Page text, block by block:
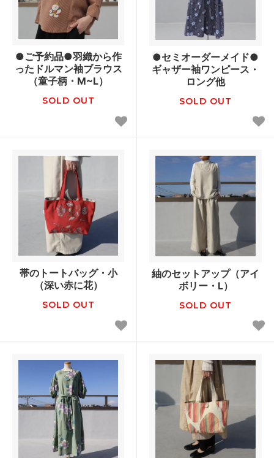
●ご予約品●羽織から作
ったドルマン袖ブラウス
（童子柄・M~L）
SOLD OUT
●セミオーダーメイド●
ギャザー袖ワンピース・
ロング他
SOLD OUT
帯のトートバッグ・小
（深い赤に花）
SOLD OUT
紬のセットアップ（アイ
ボリー・L）
SOLD OUT